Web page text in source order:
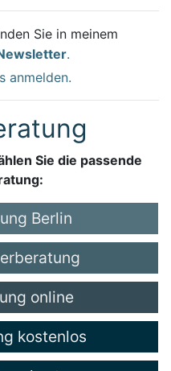
Sie in meinem
.
anmelden.
Sie die passende
Berlin
online
kostenlos